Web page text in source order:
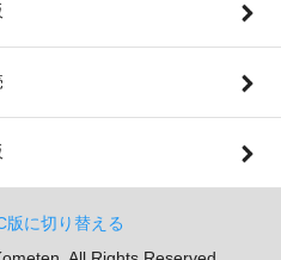
版に切り替える